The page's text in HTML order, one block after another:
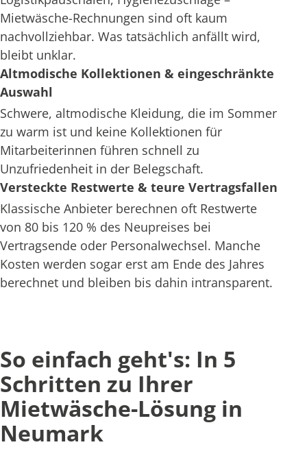
Mietwäsche-Rechnungen sind oft kaum
nachvollziehbar. Was tatsächlich anfällt wird,
bleibt unklar.
Altmodische Kollektionen & eingeschränkte
Auswahl
Schwere, altmodische Kleidung, die im Sommer
zu warm ist und keine Kollektionen für
Mitarbeiterinnen führen schnell zu
Unzufriedenheit in der Belegschaft.
Versteckte Restwerte & teure Vertragsfallen
Klassische Anbieter berechnen oft Restwerte
von 80 bis 120 % des Neupreises bei
Vertragsende oder Personalwechsel. Manche
Kosten werden sogar erst am Ende des Jahres
berechnet und bleiben bis dahin intransparent.
So einfach geht's: In 5
Schritten zu Ihrer
Mietwäsche-Lösung in
Neumark